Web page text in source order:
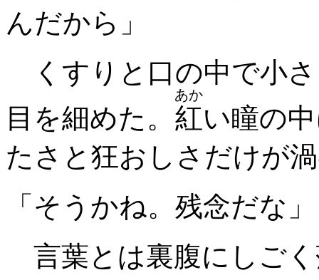
んだから」
くすりと口の中で小
目を細めた。 紅
あか
い瞳の
たさと狂おしさだけが
「そうかね。残念だな」
言葉とは裏腹にしご